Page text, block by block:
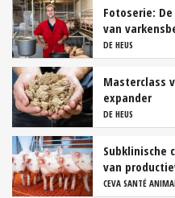
Fotoserie:
van
DE HEUS
Masterclass
expander
DE HEUS
Subklinische
van
CEVA SANTÉ